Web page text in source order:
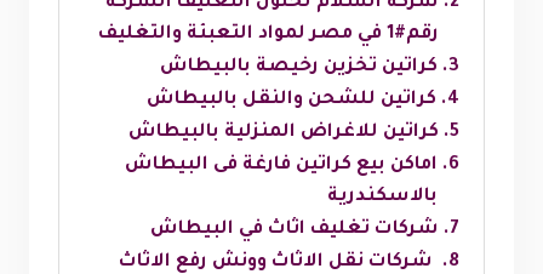
رقم#1 في مصر لمواد التعبئة والتغليف
كراتين تخزين رخيصة بالبيطاش
كراتين للشحن والنقل بالبيطاش
كراتين للاغراض المنزلية بالبيطاش
اماكن بيع كراتين فارغة فى البيطاش
بالاسكندرية
شركات تغليف اثاث في البيطاش
شركات نقل الاثاث وونش رفع الاثاث